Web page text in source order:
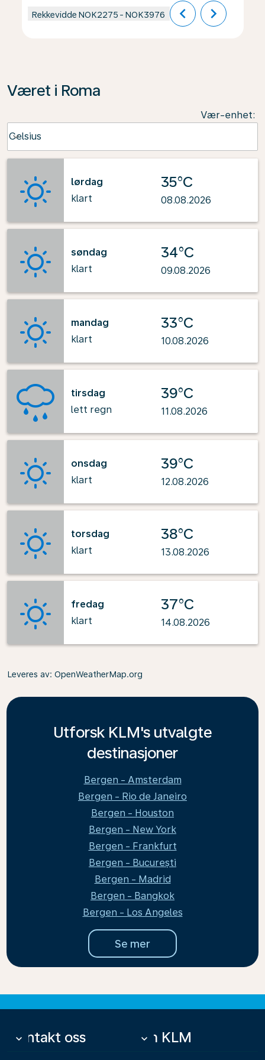
Rekkevidde NOK2275 - NOK3976 chevron_left chevron_right
Været i Roma
Vær-enhet:
Celsius
keyboard_arrow_down
lørdag
klart
35°C
08.08.2026
søndag
klart
34°C
09.08.2026
mandag
klart
33°C
10.08.2026
tirsdag
lett regn
39°C
11.08.2026
onsdag
klart
39°C
12.08.2026
torsdag
klart
38°C
13.08.2026
fredag
klart
37°C
14.08.2026
Leveres av: OpenWeatherMap.org
Utforsk KLM's utvalgte
destinasjoner
Bergen - Amsterdam
Bergen - Rio de Janeiro
Bergen - Houston
Bergen - New York
Bergen - Frankfurt
Bergen - București
Bergen - Madrid
Bergen - Bangkok
Bergen - Los Angeles
Se mer
Kontakt oss
keyboard_arrow_down Om KLM
keyboard_arrow_down